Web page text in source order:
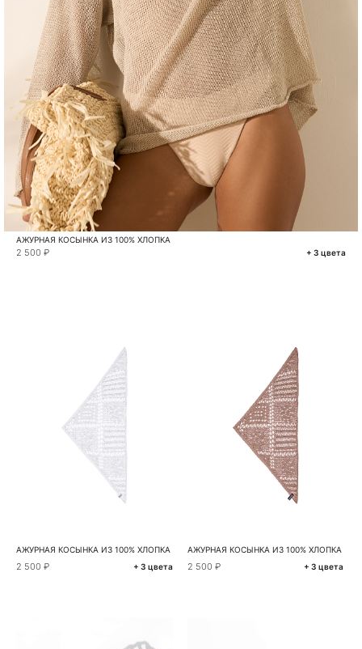
АЖУРНАЯ КОСЫНКА ИЗ 100% ХЛОПКА
2 500 ₽ + 3 цвета
АЖУРНАЯ КОСЫНКА ИЗ 100% ХЛОПКА
2 500 ₽ + 3 цвета
АЖУРНАЯ КОСЫНКА ИЗ 100% ХЛОПКА
2 500 ₽ + 3 цвета